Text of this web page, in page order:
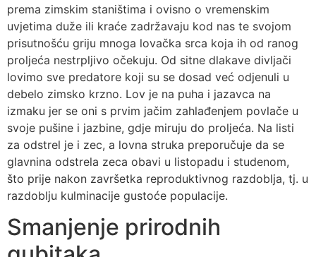
prema zimskim staništima i ovisno o vremenskim
uvjetima duže ili kraće zadržavaju kod nas te svojom
prisutnošću griju mnoga lovačka srca koja ih od ranog
proljeća nestrpljivo očekuju. Od sitne dlakave divljači
lovimo sve predatore koji su se dosad već odjenuli u
debelo zimsko krzno. Lov je na puha i jazavca na
izmaku jer se oni s prvim jačim zahlađenjem povlače u
svoje pušine i jazbine, gdje miruju do proljeća. Na listi
za odstrel je i zec, a lovna struka preporučuje da se
glavnina odstrela zeca obavi u listopadu i studenom,
što prije nakon završetka reproduktivnog razdoblja, tj. u
razdoblju kulminacije gustoće populacije.
Smanjenje prirodnih